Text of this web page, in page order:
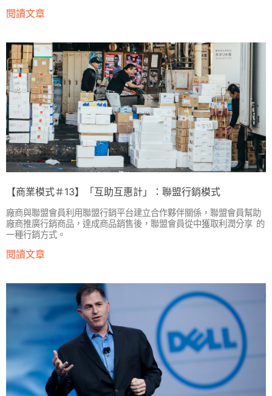
閱讀文章
【商業模式＃13】「互助互惠計」：聯盟行銷模式
廠商與聯盟會員利用聯盟行銷平台建立合作夥伴關係，聯盟會員幫助
廠商推廣行銷商品，達成商品銷售後，聯盟會員從中獲取利潤分享 的
一種行銷方式。
閱讀文章